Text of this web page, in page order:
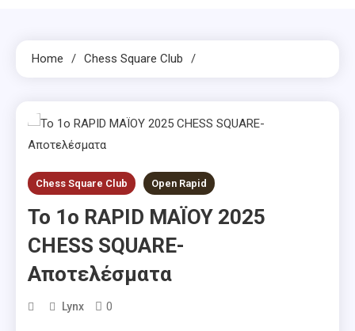
Home Chess Square Club
Chess Square Club Open Rapid
Το 1o RAPID ΜΑΪΟΥ 2025
CHESS SQUARE-
Αποτελέσματα
Lynx 0